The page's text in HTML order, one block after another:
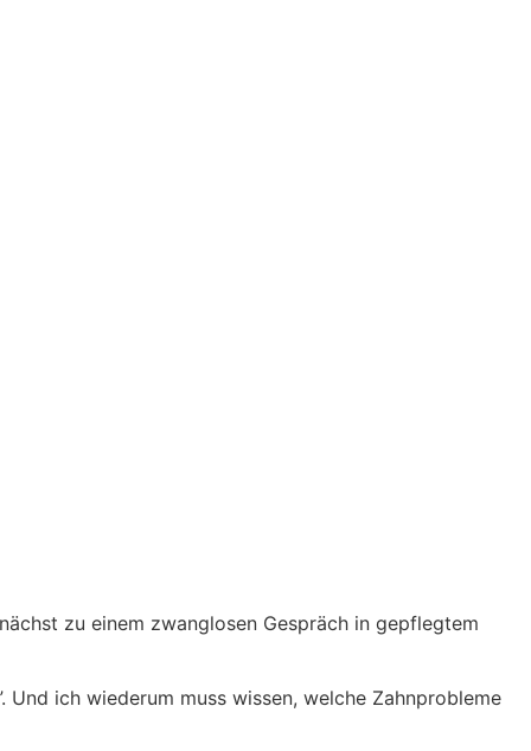
zu einem zwanglosen Gespräch in gepflegtem
ich wiederum muss wissen, welche Zahnprobleme